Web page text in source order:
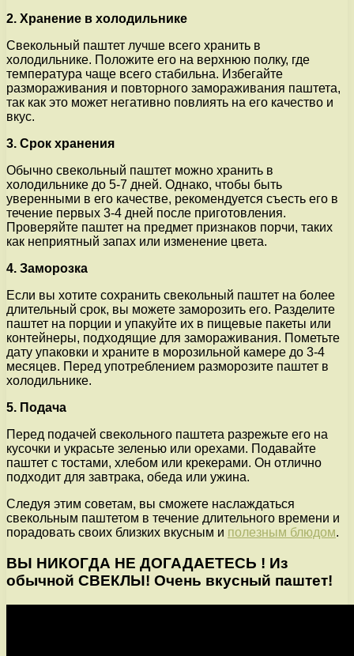
2. Хранение в холодильнике
Свекольный паштет лучше всего хранить в
холодильнике. Положите его на верхнюю полку, где
температура чаще всего стабильна. Избегайте
размораживания и повторного замораживания паштета,
так как это может негативно повлиять на его качество и
вкус.
3. Срок хранения
Обычно свекольный паштет можно хранить в
холодильнике до 5-7 дней. Однако, чтобы быть
уверенными в его качестве, рекомендуется съесть его в
течение первых 3-4 дней после приготовления.
Проверяйте паштет на предмет признаков порчи, таких
как неприятный запах или изменение цвета.
4. Заморозка
Если вы хотите сохранить свекольный паштет на более
длительный срок, вы можете заморозить его. Разделите
паштет на порции и упакуйте их в пищевые пакеты или
контейнеры, подходящие для замораживания. Пометьте
дату упаковки и храните в морозильной камере до 3-4
месяцев. Перед употреблением разморозите паштет в
холодильнике.
5. Подача
Перед подачей свекольного паштета разрежьте его на
кусочки и украсьте зеленью или орехами. Подавайте
паштет с тостами, хлебом или крекерами. Он отлично
подходит для завтрака, обеда или ужина.
Следуя этим советам, вы сможете наслаждаться
свекольным паштетом в течение длительного времени и
порадовать своих близких вкусным и полезным блюдом.
ВЫ НИКОГДА НЕ ДОГАДАЕТЕСЬ ! Из
обычной СВЕКЛЫ! Очень вкусный паштет!